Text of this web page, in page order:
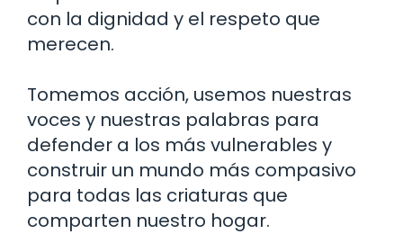
con la dignidad y el respeto que
merecen.
Tomemos acción, usemos nuestras
voces y nuestras palabras para
defender a los más vulnerables y
construir un mundo más compasivo
para todas las criaturas que
comparten nuestro hogar.